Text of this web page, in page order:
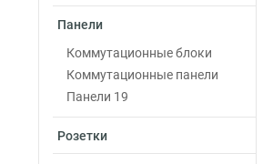
Панели
Коммутационные блоки
Коммутационные панели
Панели 19
Розетки